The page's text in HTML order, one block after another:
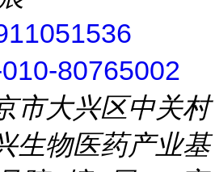
80765002
市大兴区中关村
生物医药产业基